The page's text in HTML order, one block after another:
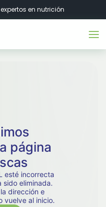
en nutrición
página
esté incorrecta
sido eliminada.
dirección e
vuelve al inicio.